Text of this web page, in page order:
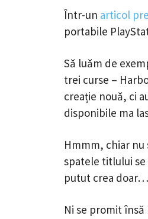
Într-un articol
portabile
Să luăm de
trei curse –
creație nouă, ci
disponibile ma
Hmmm, chiar nu
spatele titlului se
putut crea
Ni se promit